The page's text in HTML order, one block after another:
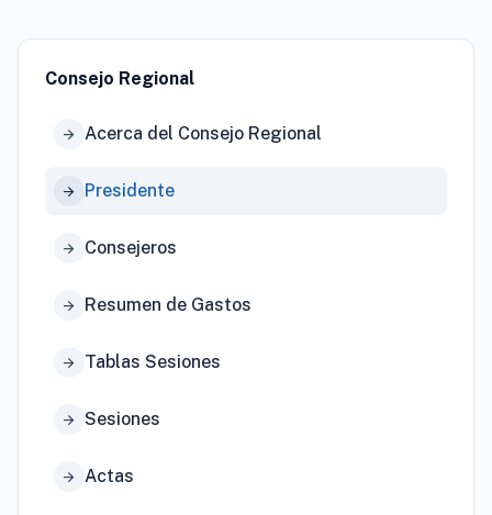
Consejo Regional
arrow_forward Acerca del Consejo Regional
arrow_forward Presidente
arrow_forward Consejeros
arrow_forward Resumen de Gastos
arrow_forward Tablas Sesiones
arrow_forward Sesiones
arrow_forward Actas